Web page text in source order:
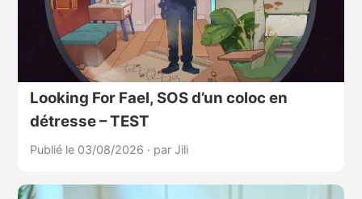
Looking For Fael, SOS d’un coloc en
détresse – TEST
Publié le 03/08/2026 · par Jili